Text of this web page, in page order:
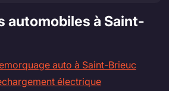
automobiles à Saint-
auto à Saint-Brieuc
électrique